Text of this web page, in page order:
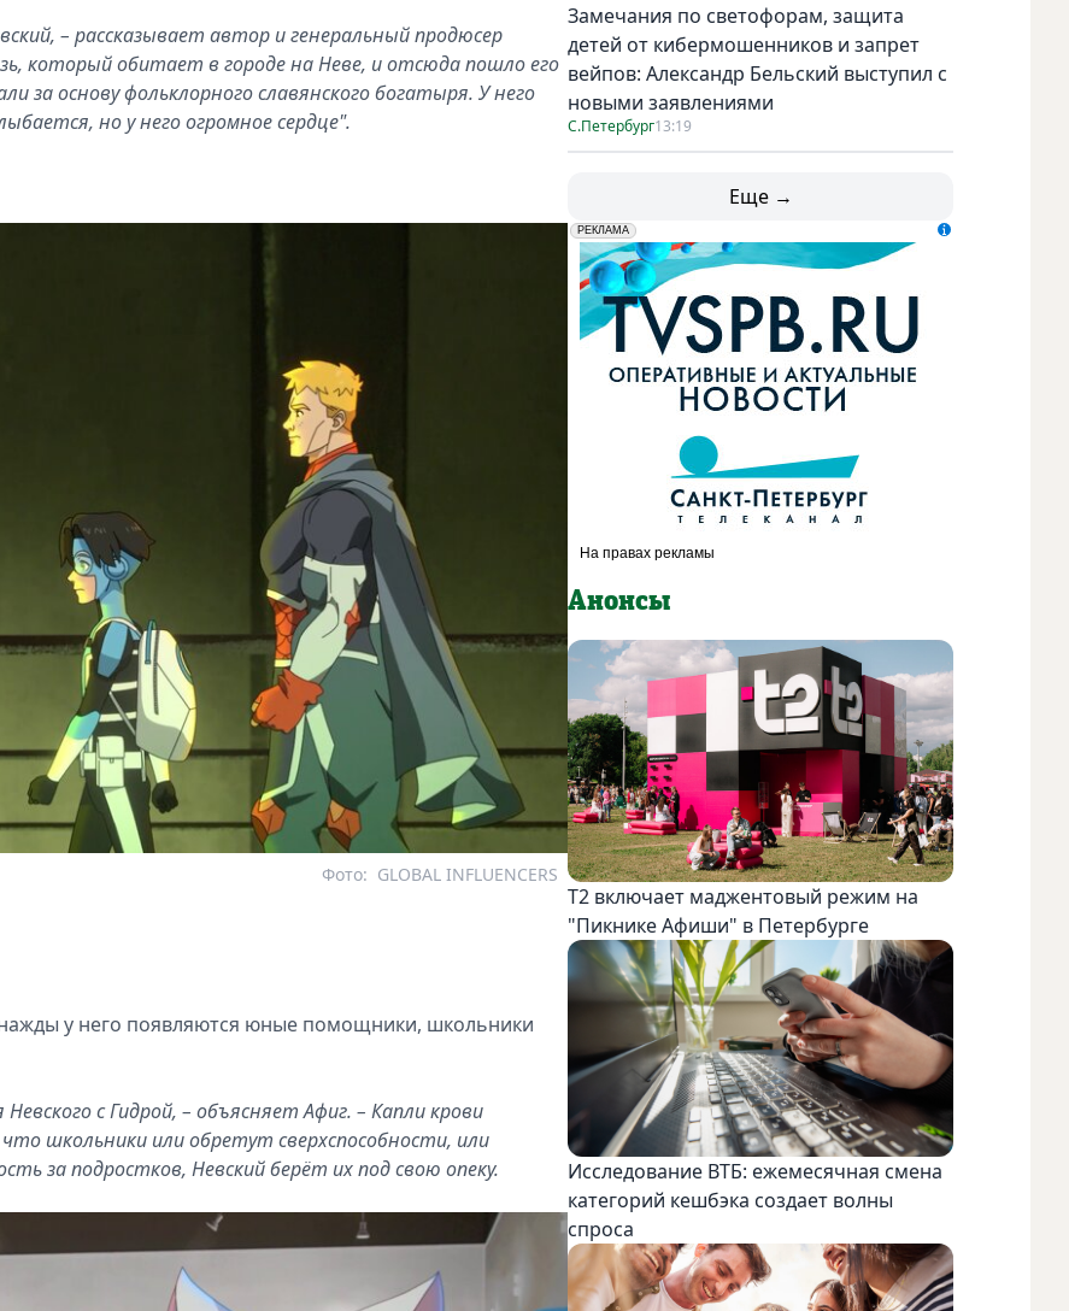
– рассказывает автор и генеральный продюсер
который обитает в городе на Неве, и отсюда пошло его
за основу фольклорного славянского богатыря. У него
но у него огромное сердце".
GLOBAL INFLUENCERS
Фото:
у него появляются юные помощники, школьники
с Гидрой, – объясняет Афиг. – Капли крови
школьники или обретут сверхспособности, или
за подростков, Невский берёт их под свою опеку.
Замечания по светофорам, защита
детей от кибермошенников и запрет
вейпов: Александр Бельский выступил с
новыми заявлениями
С.Петербург13:19
Еще →
erid: LdtCK5udn
РЕКЛАМА
АО "ГАТР", ИНН: 7841320717
Анонсы
Т2 включает маджентовый режим на
"Пикнике Афиши" в Петербурге
Исследование ВТБ: ежемесячная смена
категорий кешбэка создает волны
спроса